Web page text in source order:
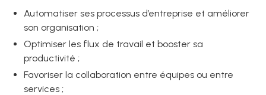
Automatiser ses processus d’entreprise et améliorer
son organisation ;
Optimiser les flux de travail et booster sa
productivité ;
Favoriser la collaboration entre équipes ou entre
services ;